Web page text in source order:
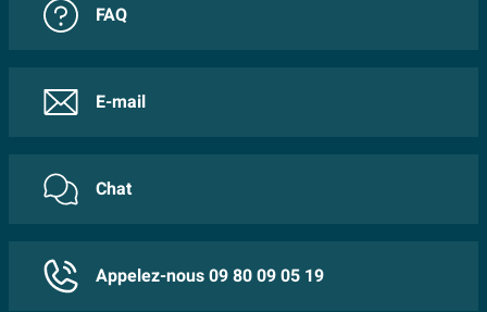
FAQ
E-mail
Chat
Appelez-nous 09 80 09 05 19